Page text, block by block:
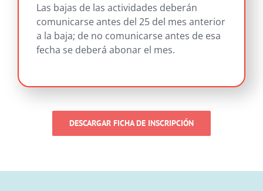
Las bajas de las actividades deberán
comunicarse antes del 25 del mes anterior
a la baja; de no comunicarse antes de esa
fecha se deberá abonar el mes.
DESCARGAR FICHA DE INSCRIPCIÓN